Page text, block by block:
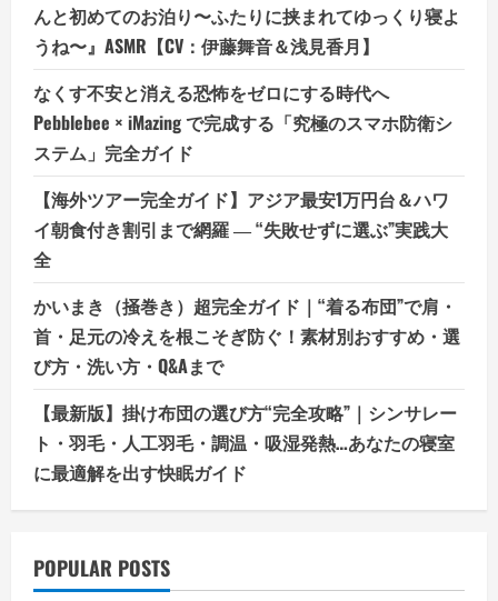
んと初めてのお泊り〜ふたりに挟まれてゆっくり寝よ
うね〜』ASMR【CV：伊藤舞音＆浅見香月】
なくす不安と消える恐怖をゼロにする時代へ
Pebblebee × iMazing で完成する「究極のスマホ防衛シ
ステム」完全ガイド
【海外ツアー完全ガイド】アジア最安1万円台＆ハワ
イ朝食付き割引まで網羅 ― “失敗せずに選ぶ”実践大
全
かいまき（掻巻き）超完全ガイド｜“着る布団”で肩・
首・足元の冷えを根こそぎ防ぐ！素材別おすすめ・選
び方・洗い方・Q&Aまで
【最新版】掛け布団の選び方“完全攻略”｜シンサレー
ト・羽毛・人工羽毛・調温・吸湿発熱…あなたの寝室
に最適解を出す快眠ガイド
POPULAR POSTS